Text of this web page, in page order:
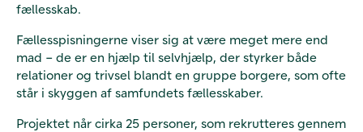
fællesskab.
Fællesspisningerne viser sig at være meget mere end
mad – de er en hjælp til selvhjælp, der styrker både
relationer og trivsel blandt en gruppe borgere, som ofte
står i skyggen af samfundets fællesskaber.
Projektet når cirka 25 personer, som rekrutteres gennem